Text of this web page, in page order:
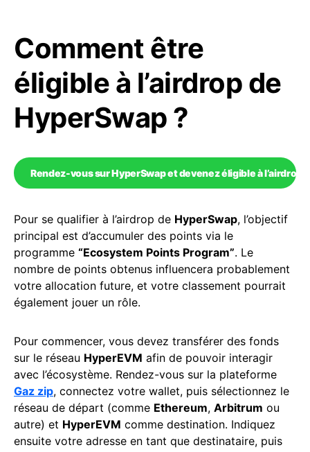
Comment être
éligible à l’airdrop de
HyperSwap ?
Rendez-vous sur HyperSwap et devenez éligible à l’airdrop
Pour se qualifier à l’airdrop de HyperSwap, l’objectif
principal est d’accumuler des points via le
programme “Ecosystem Points Program”. Le
nombre de points obtenus influencera probablement
votre allocation future, et votre classement pourrait
également jouer un rôle.
Pour commencer, vous devez transférer des fonds
sur le réseau HyperEVM afin de pouvoir interagir
avec l’écosystème. Rendez-vous sur la plateforme
Gaz zip, connectez votre wallet, puis sélectionnez le
réseau de départ (comme Ethereum, Arbitrum ou
autre) et HyperEVM comme destination. Indiquez
ensuite votre adresse en tant que destinataire, puis